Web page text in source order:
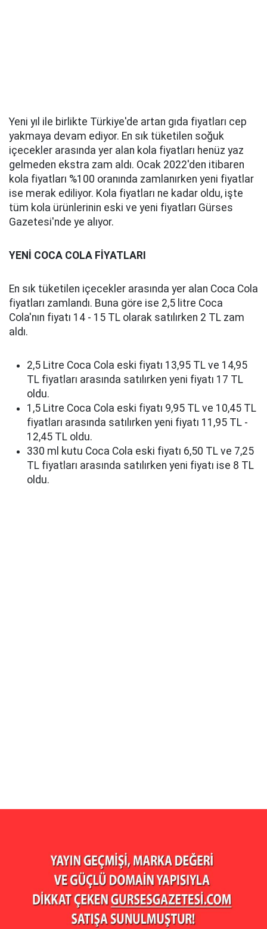
Yeni yıl ile birlikte Türkiye'de artan gıda fiyatları cep
yakmaya devam ediyor. En sık tüketilen soğuk
içecekler arasında yer alan kola fiyatları henüz yaz
gelmeden ekstra zam aldı. Ocak 2022'den itibaren
kola fiyatları %100 oranında zamlanırken yeni fiyatlar
ise merak ediliyor. Kola fiyatları ne kadar oldu, işte
tüm kola ürünlerinin eski ve yeni fiyatları Gürses
Gazetesi'nde ye alıyor.
YENİ COCA COLA FİYATLARI
En sık tüketilen içecekler arasında yer alan Coca Cola
fiyatları zamlandı. Buna göre ise 2,5 litre Coca
Cola'nın fiyatı 14 - 15 TL olarak satılırken 2 TL zam
aldı.
2,5 Litre Coca Cola eski fiyatı 13,95 TL ve 14,95
TL fiyatları arasında satılırken yeni fiyatı 17 TL
oldu.
1,5 Litre Coca Cola eski fiyatı 9,95 TL ve 10,45 TL
fiyatları arasında satılırken yeni fiyatı 11,95 TL -
12,45 TL oldu.
330 ml kutu Coca Cola eski fiyatı 6,50 TL ve 7,25
TL fiyatları arasında satılırken yeni fiyatı ise 8 TL
oldu.